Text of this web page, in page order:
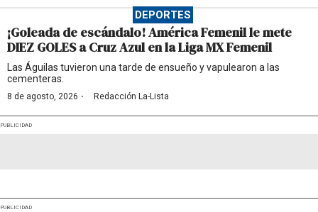
DEPORTES
¡Goleada de escándalo! América Femenil le mete
DIEZ GOLES a Cruz Azul en la Liga MX Femenil
Las Águilas tuvieron una tarde de ensueño y vapulearon a las
cementeras.
8 de agosto, 2026 · Redacción La-Lista
PUBLICIDAD
PUBLICIDAD